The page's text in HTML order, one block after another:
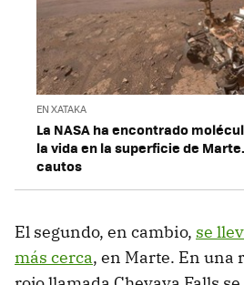
EN XATAKA
La NASA ha encontrado
la vida en la superficie de
cautos
El segundo, en cambio, se
más cerca, en Marte. En una